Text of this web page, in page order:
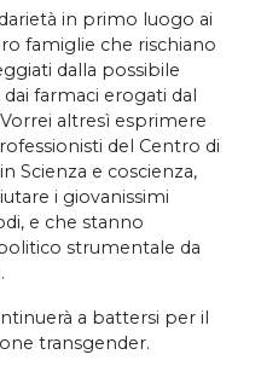
in primo luogo ai
famiglie che rischiano
dalla possibile
farmaci erogati dal
altresì esprimere
del Centro di
Scienza e coscienza,
i giovanissimi
e che stanno
strumentale da
a battersi per il
transgender.